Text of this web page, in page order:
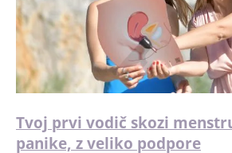
Tvoj prvi vodič skozi
panike, z veliko podpore